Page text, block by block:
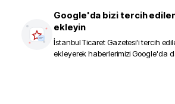
Google'da bizi tercih
ekleyin
İstanbul Ticaret Gazetesi'i tercih
ekleyerek haberlerimizi Google'da